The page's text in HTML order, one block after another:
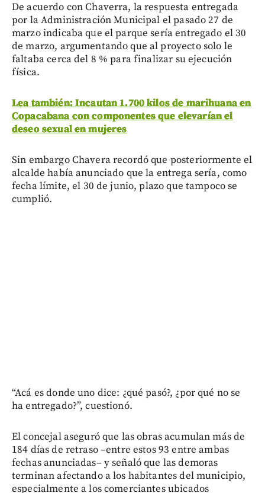
De acuerdo con Chaverra, la respuesta entregada
por la Administración Municipal el pasado 27 de
marzo indicaba que el parque sería entregado el 30
de marzo, argumentando que al proyecto solo le
faltaba cerca del 8 % para finalizar su ejecución
física.
Lea también: Incautan 1.700 kilos de marihuana en
Copacabana con componentes que elevarían el
deseo sexual en mujeres
Sin embargo Chavera recordó que posteriormente el
alcalde había anunciado que la entrega sería, como
fecha límite, el 30 de junio, plazo que tampoco se
cumplió.
“Acá es donde uno dice: ¿qué pasó?, ¿por qué no se
ha entregado?”, cuestionó.
El concejal aseguró que las obras acumulan más de
184 días de retraso –entre estos 93 entre ambas
fechas anunciadas– y señaló que las demoras
terminan afectando a los habitantes del municipio,
especialmente a los comerciantes ubicados